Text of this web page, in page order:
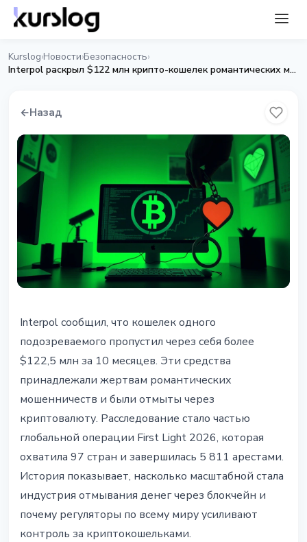
Kurslog›Новости›Безопасность›
Interpol раскрыл $122 млн крипто-кошелек романтических мошенников
←Назад
Interpol раскрыл $122 млн
крипто-кошелек, связанный с
романтическим мошенничеством
9 июля 2026 г.3 мин чтения
Наталия Дорофеева
Interpol сообщил, что кошелек одного
подозреваемого пропустил через себя более
$122,5 млн за 10 месяцев. Эти средства
принадлежали жертвам романтических
мошенничеств и были отмыты через
криптовалюту. Расследование стало частью
глобальной операции First Light 2026, которая
охватила 97 стран и завершилась 5 811 арестами.
История показывает, насколько масштабной стала
индустрия отмывания денег через блокчейн и
почему регуляторы по всему миру усиливают
контроль за криптокошельками.